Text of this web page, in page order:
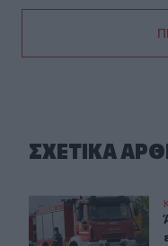
ΣΧΕΤΙΚA
Άμεση κι